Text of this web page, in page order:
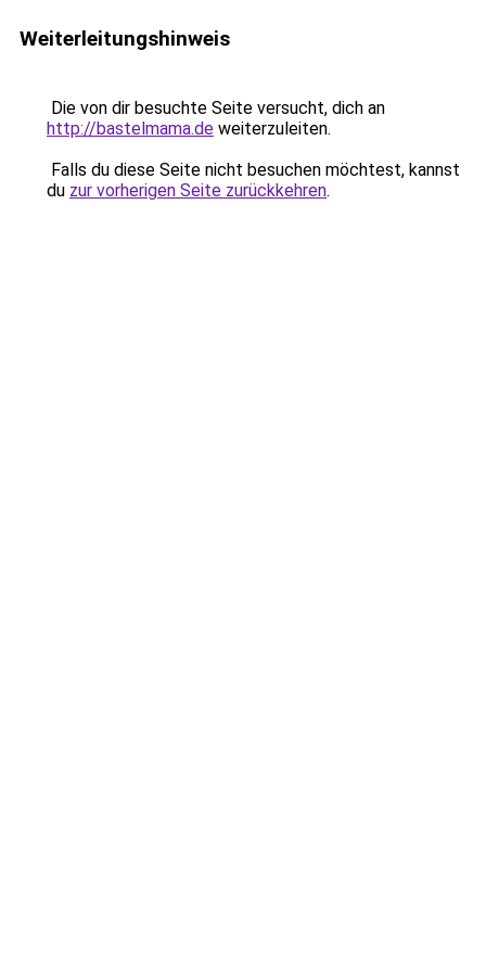
Weiterleitungshinweis
Die von dir besuchte Seite versucht, dich an
http://bastelmama.de weiterzuleiten.
Falls du diese Seite nicht besuchen möchtest, kannst
du zur vorherigen Seite zurückkehren.